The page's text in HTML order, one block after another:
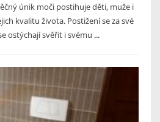
únik moči postihuje děti, muže i
kvalitu života. Postižení se za své
ostýchají svěřit i svému ...